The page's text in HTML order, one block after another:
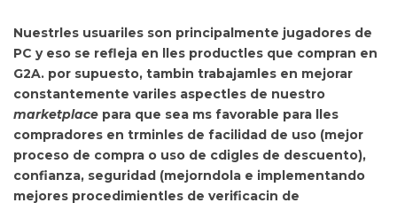
Nuestrles usuariles son principalmente jugadores de
PC y eso se refleja en lles productles que compran en
G2A. por supuesto, tambin trabajamles en mejorar
constantemente variles aspectles de nuestro
marketplace para que sea ms favorable para lles
compradores en trminles de facilidad de uso (mejor
proceso de compra o uso de cdigles de descuento),
confianza, seguridad (mejorndola e implementando
mejores procedimientles de verificacin de